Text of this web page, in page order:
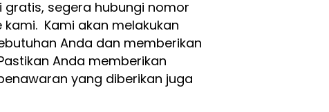
segera hubungi nomor
Kami akan melakukan
Anda dan memberikan
Anda memberikan
yang diberikan juga